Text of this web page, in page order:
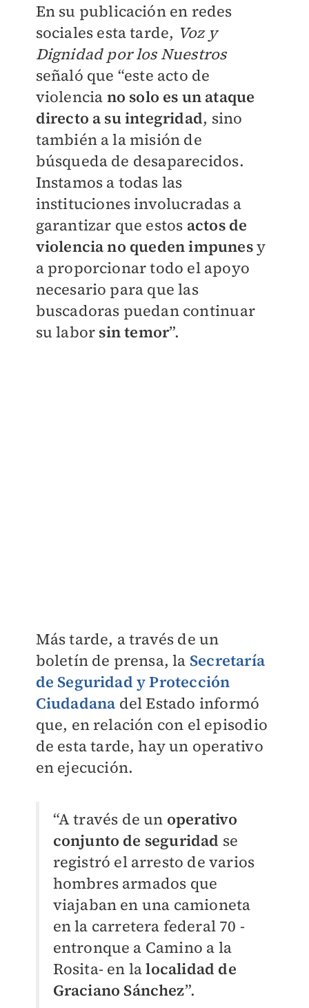
En su publicación en redes
sociales esta tarde, Voz y
Dignidad por los Nuestros
señaló que “este acto de
violencia no solo es un ataque
directo a su integridad, sino
también a la misión de
búsqueda de desaparecidos.
Instamos a todas las
instituciones involucradas a
garantizar que estos actos de
violencia no queden impunesy
a proporcionar todo el apoyo
necesario para que las
buscadoras puedan continuar
su labor sin temor”.
Más tarde, a través de un
boletín de prensa, la Secretaría
de Seguridad y Protección
Ciudadana del Estado informó
que, en relación con el episodio
de esta tarde, hay un operativo
en ejecución.
“A través de un operativo
conjunto de seguridad se
registró el arresto de varios
hombres armados que
viajaban en una camioneta
en la carretera federal 70 -
entronque a Camino a la
Rosita- en lalocalidad de
Graciano Sánchez”.